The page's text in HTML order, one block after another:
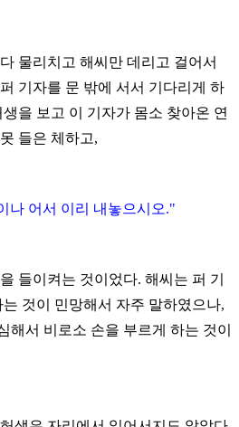
물리치고 해씨만 데리고 걸어서
기자를 문 밖에 서서 기다리게 하
을 보고 이 기자가 몸소 찾아온 연
들은 체하고,
나 어서 이리 내놓으시오."
들이켜는 것이었다. 해씨는 퍼 기
것이 민망해서 자주 말하였으나,
해서 비로소 손을 부르게 하는 것이